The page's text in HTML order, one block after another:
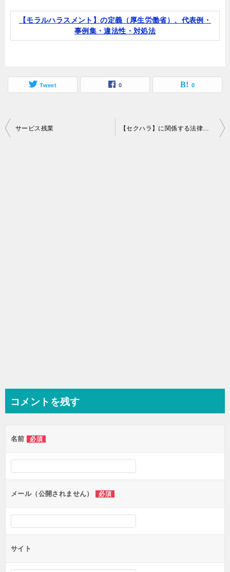
【モラルハラスメント】の定義（厚生労働省）、代表例・
事例集・違法性・対処法
Tweet 0 0
投
サービス残業
コメントを残す
名前 必須
メール（公開されません） 必須
サイト